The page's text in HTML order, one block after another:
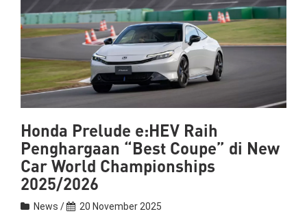
Honda Prelude e:HEV Raih
Penghargaan “Best Coupe” di New
Car World Championships
2025/2026
News /
20 November 2025